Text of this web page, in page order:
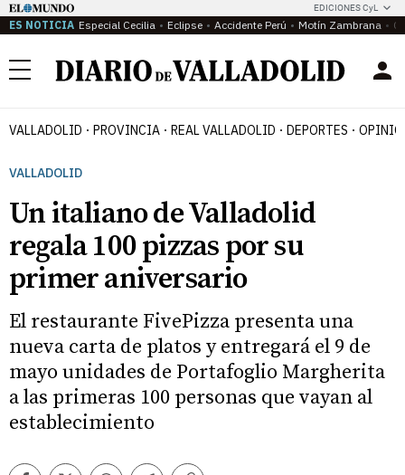
EDICIONES CyL
ES NOTICIA Especial Cecilia Eclipse Accidente Perú Motín Zambrana
Menú
VALLADOLID PROVINCIA REAL VALLADOLID DEPORTES
VALLADOLID
Un italiano de Valladolid
regala 100 pizzas por su
primer aniversario
El restaurante FivePizza presenta una
nueva carta de platos y entregará el 9 de
mayo unidades de Portafoglio Margherita
a las primeras 100 personas que vayan al
establecimiento